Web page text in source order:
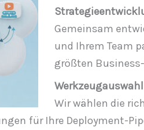
Gemeinsam
und Ihrem Team
größten
Werkzeugauswahl
Wir wählen die
für Ihre Deployment-